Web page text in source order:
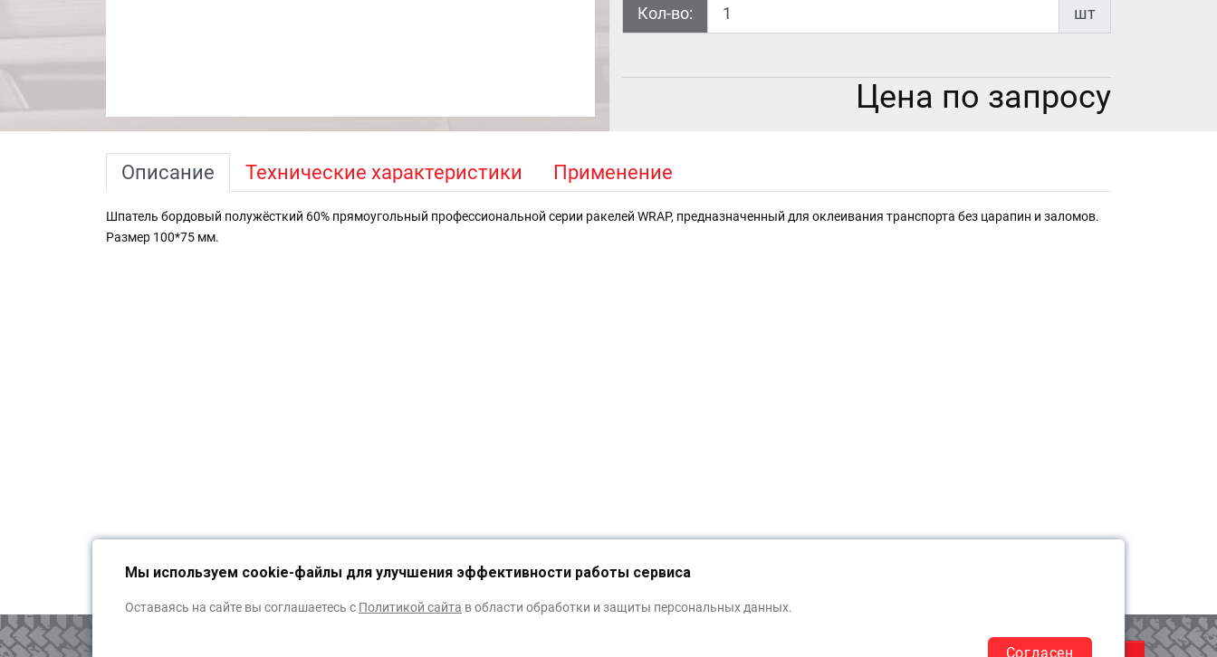
Мы используем cookie-файлы для улучшения эффективности работы сервиса
Оставаясь на сайте вы соглашаетесь с Политикой сайта в области обработки и защиты персональных данных.
Согласен
Кол-во: шт
Цена по запросу
Описание Технические характеристики Применение
Шпатель бордовый полужёсткий 60% прямоугольный профессиональной серии ракелей WRAP, предназначенный для оклеивания транспорта без царапин и заломов.
Размер 100*75 мм.
0